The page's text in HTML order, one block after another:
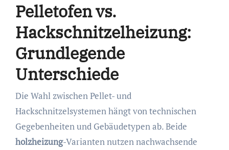
Pelletofen vs.
Hackschnitzelheizung:
Grundlegende
Unterschiede
Die Wahl zwischen Pellet- und
Hackschnitzelsystemen hängt von technischen
Gegebenheiten und Gebäudetypen ab. Beide
holzheizung-Varianten nutzen nachwachsende